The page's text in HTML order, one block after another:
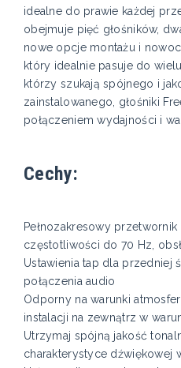
idealne do prawie każdej
obejmuje pięć głośników,
nowe opcje montażu i
który idealnie pasuje do
którzy szukają spójnego i
zainstalowanego, głośniki
połączeniem wydajności i
Cechy:
Pełnozakresowy przetwornik
częstotliwości do 70 Hz,
Ustawienia tap dla przedniej
połączenia audio
Odporny na warunki
instalacji na zewnątrz w
Utrzymaj spójną jakość
charakterystyce dźwiękowej